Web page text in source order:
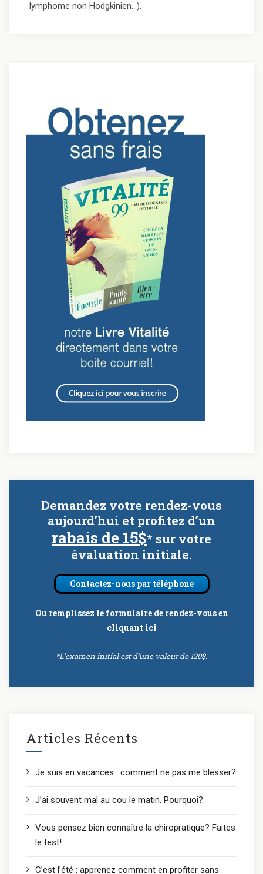
lymphome non Hodgkinien…).
Demandez votre rendez-vous
aujourd’hui et profitez d’un
rabais de 15$* sur votre
évaluation initiale.
Contactez-nous par téléphone
Ou remplissez le formulaire de rendez-vousen
cliquant ici
*L’examen initial est d’une valeur de 120$.
Articles Récents
Je suis en vacances : comment ne pas me blesser?
J’ai souvent mal au cou le matin. Pourquoi?
Vous pensez bien connaître la chiropratique? Faites
le test!
C’est l’été : apprenez comment en profiter sans